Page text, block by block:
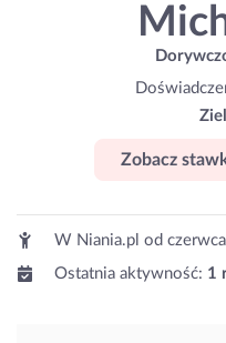
Zobacz
W Niania.pl od
Ostatnia aktywność: 1